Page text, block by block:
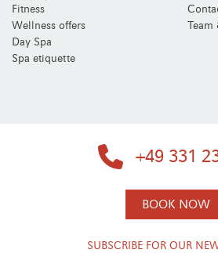
Fitness
Wellness offers
Day Spa
Spa etiquette
Team
+49 331
BOOK NOW
SUBSCRIBE FOR OUR